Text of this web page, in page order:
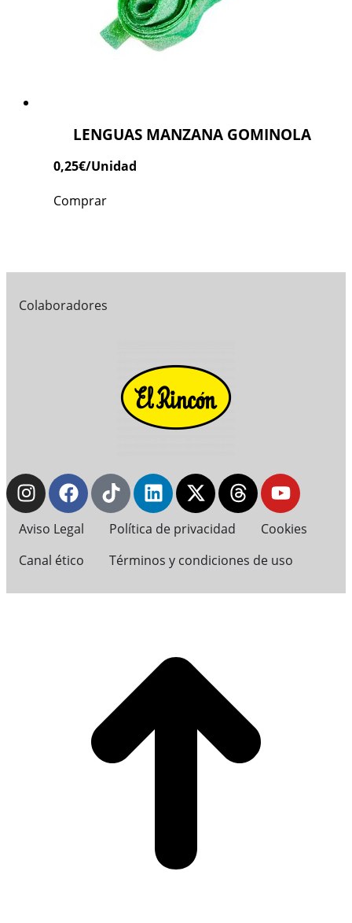
LENGUAS MANZANA GOMINOLA
0,25€/Unidad
Comprar
Colaboradores
Aviso Legal Política de privacidad
Cookies
Canal ético
Términos y condiciones de uso